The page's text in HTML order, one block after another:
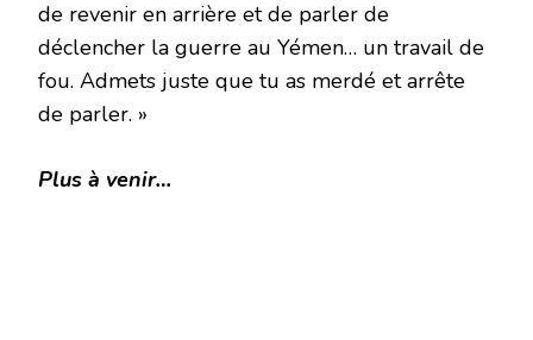
de revenir en arrière et de parler de
déclencher la guerre au Yémen… un travail de
fou. Admets juste que tu as merdé et arrête
de parler. »
Plus à venir…